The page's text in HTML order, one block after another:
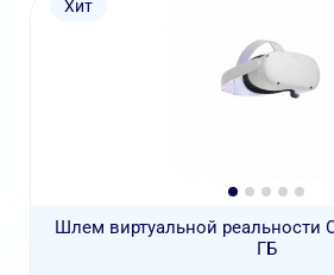
Хит
Шлем виртуальной реальности
ГБ